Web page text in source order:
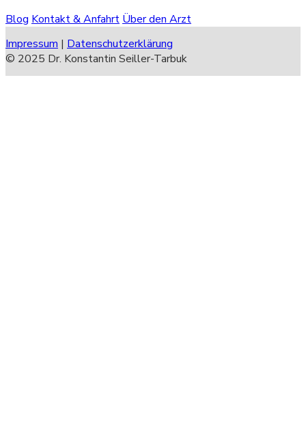
Blog Kontakt & Anfahrt Über den Arzt
Impressum | Datenschutzerklärung
© 2025 Dr. Konstantin Seiller-Tarbuk